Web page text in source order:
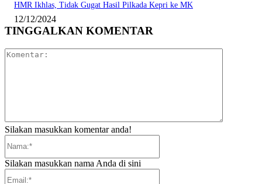
HMR Ikhlas, Tidak Gugat Hasil Pilkada Kepri ke MK
12/12/2024
TINGGALKAN KOMENTAR
Silakan masukkan komentar anda!
Silakan masukkan nama Anda di sini